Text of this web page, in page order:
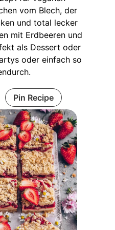
vom Blech, der
und total lecker
mit Erdbeeren und
als Dessert oder
oder einfach so
Pin Recipe